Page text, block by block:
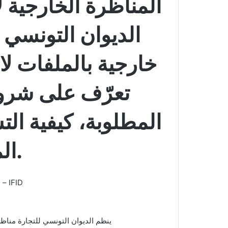
المناظرة
الديوان
تعرّف على
المطلوبة، كيفية
الملفات.
مناظرة منظمة بالتعاون مع معهد تمويل التنمية للمغرب العربي – IFID
ينظم الديوان التونسي للتجارة مناظرة خارجية لانتداب 54